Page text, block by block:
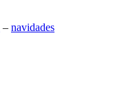
‒ navidades